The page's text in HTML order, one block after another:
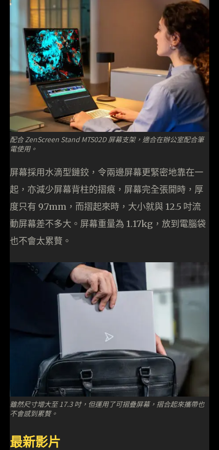
配合 ZenScreen Stand MTS02D 屏幕支架，適合在辦公室配合筆
電使用。
屏幕採用水滴型鏈鉸，令兩邊屏幕更緊密地靠在一
起，亦減少屏幕背柱的摺痕，屏幕完全張開時，厚
度只有 9.7mm，而摺起來時，大小就與 12.5 吋流
動屏幕差不多大。屏幕重量為 1.17kg，放到電腦袋
也不會太累贅。
雖然尺寸增大至 17.3 吋，但運用了可摺疊屏幕，摺合起來攜帶也
不會感到累贅。
最新影片